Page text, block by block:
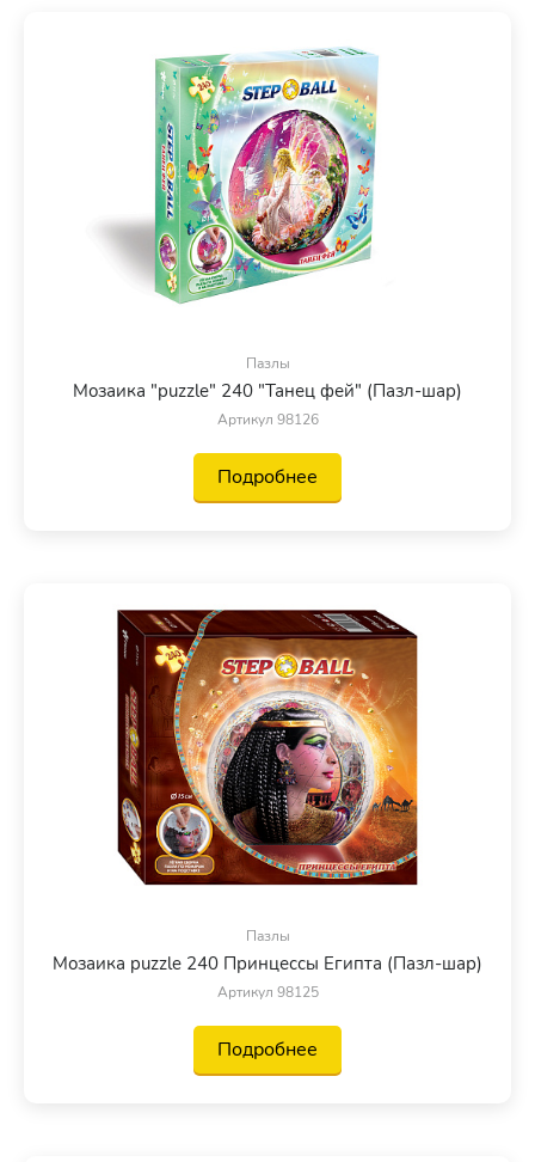
Пазлы
Мозаика "puzzle" 240 "Танец фей" (Пазл-шар)
Артикул 98126
Подробнее
Пазлы
Мозаика puzzle 240 Принцессы Египта (Пазл-шар)
Артикул 98125
Подробнее